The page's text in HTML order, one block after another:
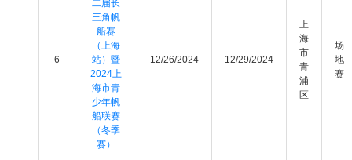
6
二届长
三角帆
船赛
（上海
站）暨
2024上
海市青
少年帆
船联赛
（冬季
赛）
12/26/2024 12/29/2024
上
海
市
青
浦
区
场
地
赛